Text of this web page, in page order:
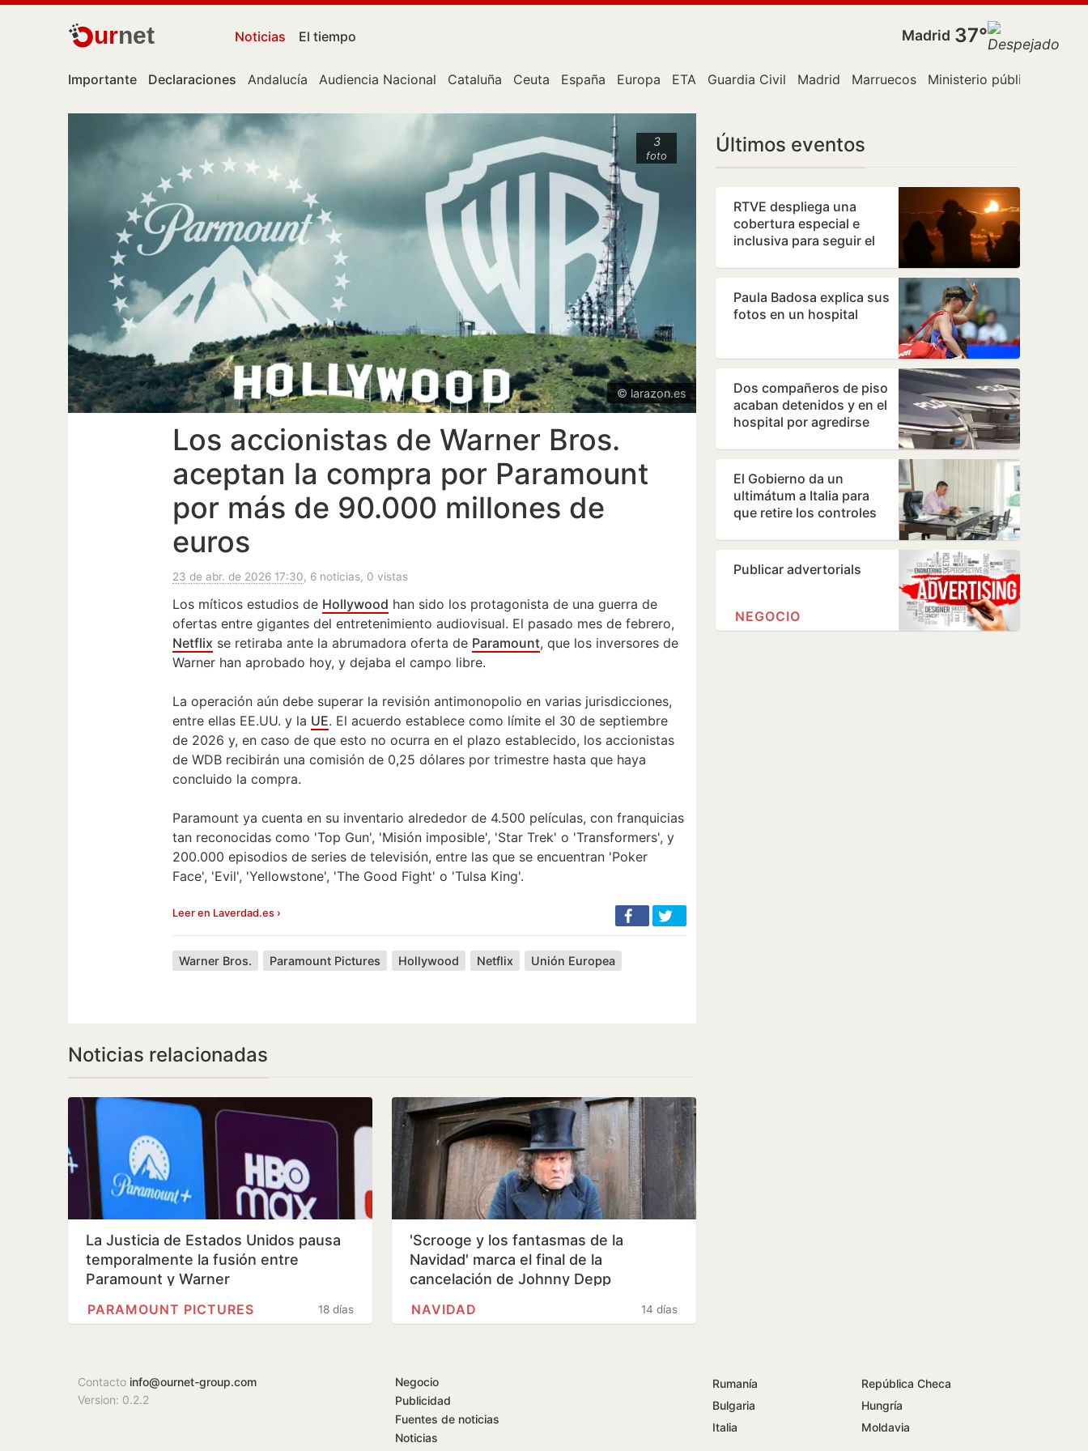
urnet Noticias El tiempo Madrid 37°
Importante Declaraciones Andalucía Audiencia Nacional Cataluña Ceuta España Europa ETA Guardia Civil Madrid Marruecos Ministerio público
3
foto
© larazon.es
Los accionistas de Warner Bros.
aceptan la compra por Paramount
por más de 90.000 millones de
euros
23 de abr. de 2026 17:30, 6 noticias, 0 vistas
Los míticos estudios de Hollywood han sido los protagonista de una guerra de
ofertas entre gigantes del entretenimiento audiovisual. El pasado mes de febrero,
Netflix se retiraba ante la abrumadora oferta de Paramount, que los inversores de
Warner han aprobado hoy, y dejaba el campo libre.
La operación aún debe superar la revisión antimonopolio en varias jurisdicciones,
entre ellas EE.UU. y la UE. El acuerdo establece como límite el 30 de septiembre
de 2026 y, en caso de que esto no ocurra en el plazo establecido, los accionistas
de WDB recibirán una comisión de 0,25 dólares por trimestre hasta que haya
concluido la compra.
Paramount ya cuenta en su inventario alrededor de 4.500 películas, con franquicias
tan reconocidas como 'Top Gun', 'Misión imposible', 'Star Trek' o 'Transformers', y
200.000 episodios de series de televisión, entre las que se encuentran 'Poker
Face', 'Evil', 'Yellowstone', 'The Good Fight' o 'Tulsa King'.
Leer en Laverdad.es ›
Warner Bros. Paramount Pictures Hollywood Netflix Unión Europea
Noticias relacionadas
La Justicia de Estados Unidos pausa
temporalmente la fusión entre
Paramount y Warner
18 días
PARAMOUNT PICTURES
'Scrooge y los fantasmas de la
Navidad' marca el final de la
cancelación de Johnny Depp
14 días
NAVIDAD
Últimos eventos
RTVE despliega una
cobertura especial e
inclusiva para seguir el
agosto
Paula Badosa explica sus
fotos en un hospital
Dos compañeros de piso
acaban detenidos y en el
hospital por agredirse
El Gobierno da un
ultimátum a Italia para
que retire los controles
viajeros que…
Publicar advertorials
NEGOCIO
Contacto info@ournet-group.com
Version: 0.2.2
Negocio
Publicidad
Fuentes de noticias
Noticias
Rumanía
República Checa
Bulgaria
Hungría
Italia
Moldavia